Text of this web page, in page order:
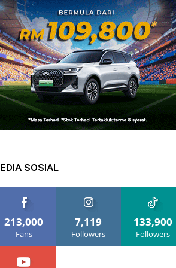
SOSIAL
213,000
Fans
7,119
Followers
133,900
Followers